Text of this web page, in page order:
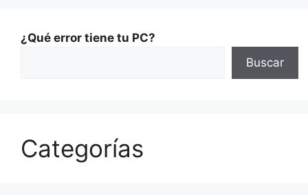
¿Qué error tiene tu PC?
Buscar
Categorías